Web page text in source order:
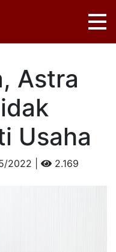
Astra
Usaha
2022 | 2.169